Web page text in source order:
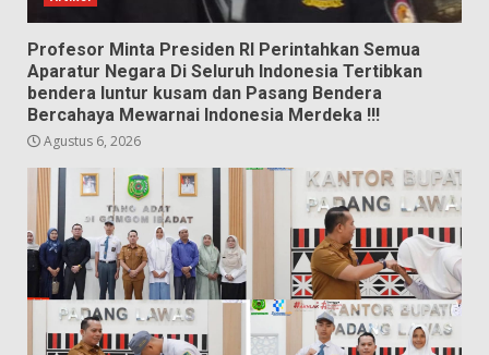
Profesor Minta Presiden RI Perintahkan Semua
Aparatur Negara Di Seluruh Indonesia Tertibkan
bendera luntur kusam dan Pasang Bendera
Bercahaya Mewarnai Indonesia Merdeka !!!
Agustus 6, 2026